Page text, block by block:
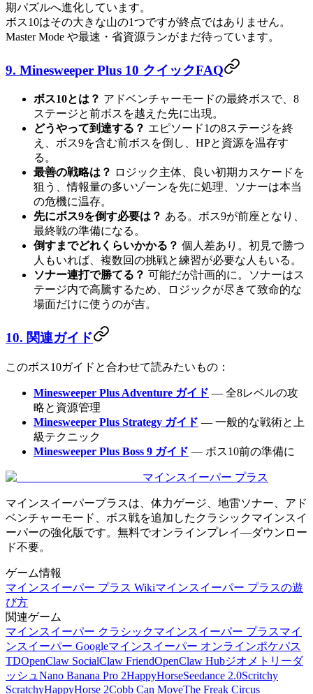
期パズルへ進化しています。
ボス10はその大きな山の1つですが終点ではありません。
Master Mode や最速・省資源ランがまだ待っています。
9. Minesweeper Plus 10 クイックFAQ
ボス10とは？ アドベンチャーモードの最終ボスで、8
ステージと前ボスを越えた先に出現。
どうやって到達する？ エピソード1の8ステージを終
え、ボス9を含む前ボスを倒し、HPと資源を温存す
る。
最善の戦略は？ ロジック主体、良い初期カスケードを
狙う、情報量の多いゾーンを先に処理、ソナーは本当
の危機に温存。
先にボス9を倒す必要は？ ある。ボス9が前座となり、
最終戦の準備になる。
倒すまでどれくらいかかる？ 個人差あり。初見で勝つ
人もいれば、複数回の挑戦と練習が必要な人もいる。
ソナー連打で勝てる？ 可能だが計画的に。ソナーはス
テージ内で高騰するため、ロジックが尽きて致命的な
場面だけに使うのが吉。
10. 関連ガイド
このボス10ガイドと合わせて読みたいもの：
Minesweeper Plus Adventure ガイド — 全8レベルの攻
略と資源管理
Minesweeper Plus Strategy ガイド — 一般的な戦術と上
級テクニック
Minesweeper Plus Boss 9 ガイド — ボス10前の準備に
マインスイーパー プラス
マインスイーパープラスは、体力ゲージ、地雷ソナー、アド
ベンチャーモード、ボス戦を追加したクラシックマインスイ
ーパーの強化版です。無料でオンラインプレイ—ダウンロー
ド不要。
ゲーム情報
マインスイーパー プラス Wikiマインスイーパー プラスの遊
び方
関連ゲーム
マインスイーパー クラシックマインスイーパー プラスマイ
ンスイーパー Googleマインスイーパー オンラインポケパス
TDOpenClaw SocialClaw FriendOpenClaw Hubジオメトリーダ
ッシュ Nano Banana Pro 2HappyHorseSeedance 2.0Scritchy
ScratchyHappyHorse 2Cobb Can MoveThe Freak Circus